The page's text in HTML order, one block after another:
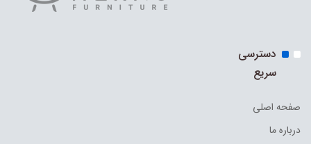
دسترسی
سریع
صفحه اصلی
درباره ما